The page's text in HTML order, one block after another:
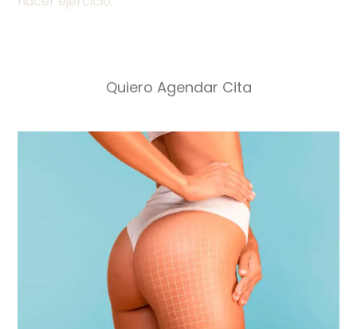
Quiero Agendar Cita